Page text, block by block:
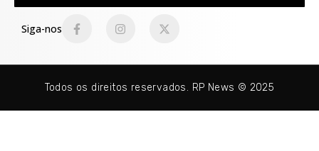
Siga-nos
Todos os direitos reservados. RP News © 2025